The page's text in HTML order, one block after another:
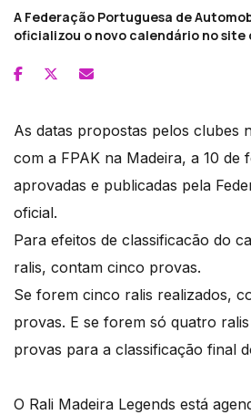
A Federação Portuguesa de
oficializou o novo calendário no site
As datas propostas pelos clubes
com a FPAK na Madeira, a 10 de
aprovadas e publicadas pela
oficial.
Para efeitos de classificacão do
ralis, contam cinco provas.
Se forem cinco ralis realizados,
provas. E se forem só quatro
provas para a classificação final
O Rali Madeira Legends está